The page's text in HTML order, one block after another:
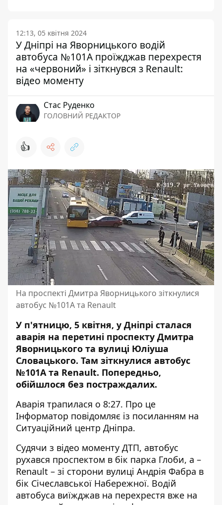
12:13, 05 квітня 2024
У Дніпрі на Яворницького водій
автобуса №101А проїжджав перехрестя
на «червоний» і зіткнувся з Renault:
відео моменту
Стас Руденко
ГОЛОВНИЙ РЕДАКТОР
👍
На проспекті Дмитра Яворницького зіткнулися
автобус №101А та Renault
У п'ятницю, 5 квітня, у Дніпрі сталася
аварія на перетині проспекту Дмитра
Яворницького та вулиці Юліуша
Словацького. Там зіткнулися автобус
№101А та Renault. Попередньо,
обійшлося без постраждалих.
Аварія трапилася о 8:27. Про це
Інформатор повідомляє із посиланням на
Ситуаційний центр Дніпра.
Судячи з відео моменту ДТП, автобус
рухався проспектом в бік парка Глоби, а –
Renault – зі сторони вулиці Андрія Фабра в
бік Січеславської Набережної. Водій
автобуса виїжджав на перехрестя вже на